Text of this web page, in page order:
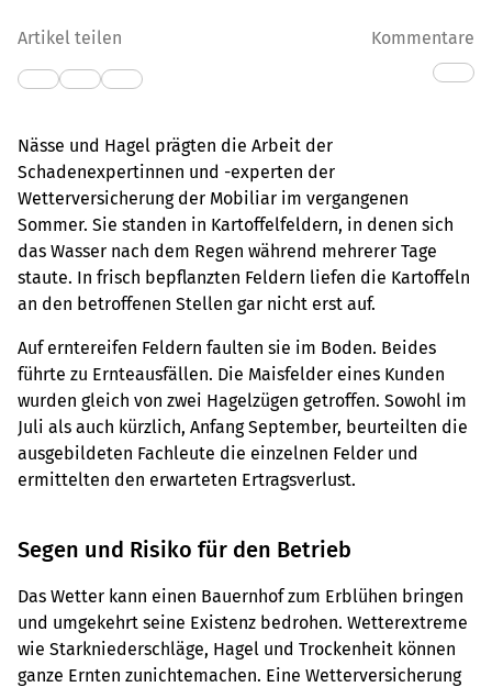
Artikel teilen Kommentare
Nässe und Hagel prägten die Arbeit der
Schadenexpertinnen und -experten der
Wetterversicherung der Mobiliar im vergangenen
Sommer. Sie standen in Kartoffelfeldern, in denen sich
das Wasser nach dem Regen während mehrerer Tage
staute. In frisch bepflanzten Feldern liefen die Kartoffeln
an den betroffenen Stellen gar nicht erst auf.
Auf erntereifen Feldern faulten sie im Boden. Beides
führte zu Ernteausfällen. Die Maisfelder eines Kunden
wurden gleich von zwei Hagelzügen getroffen. Sowohl im
Juli als auch kürzlich, Anfang September, beurteilten die
ausgebildeten Fachleute die einzelnen Felder und
ermittelten den erwarteten Ertragsverlust.
Segen und Risiko für den Betrieb
Das Wetter kann einen Bauernhof zum Erblühen bringen
und umgekehrt seine Existenz bedrohen. Wetterextreme
wie Starkniederschläge, Hagel und Trockenheit können
ganze Ernten zunichtemachen. Eine Wetterversicherung